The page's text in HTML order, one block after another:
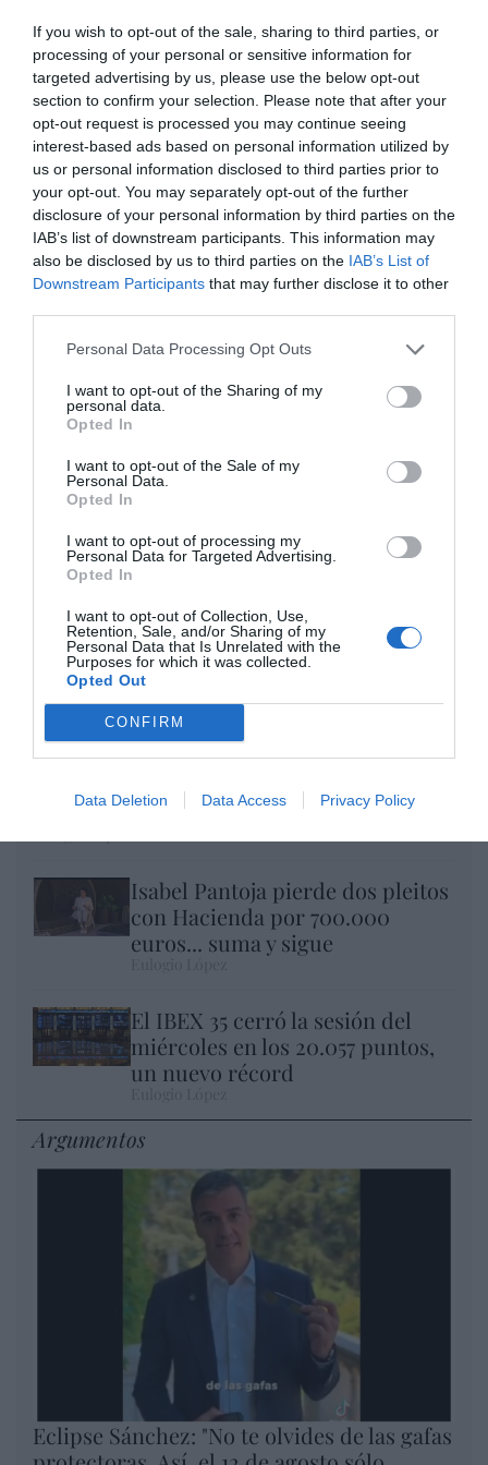
If you wish to opt-out of the sale, sharing to third parties, or
processing of your personal or sensitive information for
targeted advertising by us, please use the below opt-out
section to confirm your selection. Please note that after your
opt-out request is processed you may continue seeing
interest-based ads based on personal information utilized by
us or personal information disclosed to third parties prior to
your opt-out. You may separately opt-out of the further
disclosure of your personal information by third parties on the
IAB’s list of downstream participants. This information may
also be disclosed by us to third parties on the IAB’s List of
Downstream Participants that may further disclose it to other
Personal Data Processing Opt Outs
I want to opt-out of the Sharing of my
personal data.
Opted In
I want to opt-out of the Sale of my
Personal Data.
Opted In
I want to opt-out of processing my
Personal Data for Targeted Advertising.
Opted In
I want to opt-out of Collection, Use,
Retention, Sale, and/or Sharing of my
Personal Data that Is Unrelated with the
Purposes for which it was collected.
Opted Out
CONFIRM
Data Deletion Data Access Privacy Policy
desmontar la falsificación, es un trabajo
cristiano"
por Hispanidad
Artículos anteriores
DIARIO DE LA CORRUPCIÓN SANCHISTA
Diario de la corrupción sanchista. Hazte
Oír se manifiesta delante de La Mareta:
“Pedro Sánchez es un criminal”
Enormes minucias
por Eulogio López
Nokia, Ericsson... Huawei: lo que importan
son las patentes
Isabel Pantoja pierde dos pleitos
con Hacienda por 700.000
euros... suma y sigue
El IBEX 35 cerró la sesión del
miércoles en los 20.057 puntos,
un nuevo récord
Argumentos
Eclipse Sánchez: "No te olvides de las gafas